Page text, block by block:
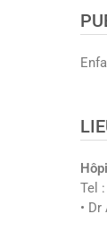
Tel
• Dr